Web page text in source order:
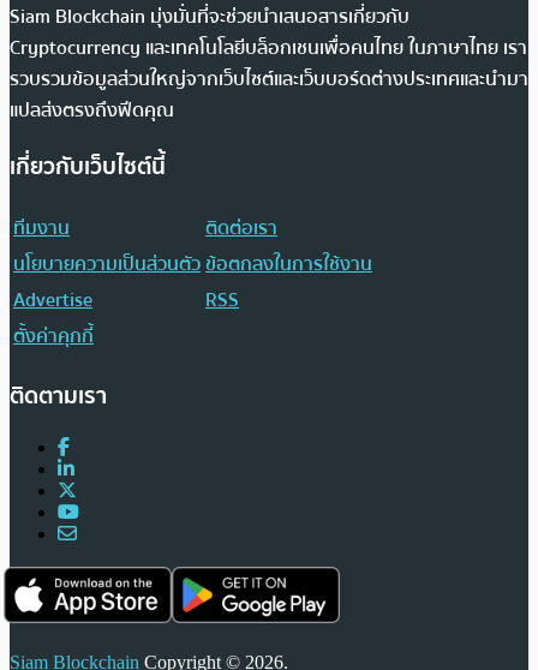
Siam Blockchain มุ่งมั่นที่จะช่วยนำเสนอสารเกี่ยวกับ
Cryptocurrency และเทคโนโลยีบล็อกเชนเพื่อคนไทย ในภาษาไทย เรา
รวบรวมข้อมูลส่วนใหญ่จากเว็บไซต์และเว็บบอร์ดต่างประเทศและนำมา
แปลส่งตรงถึงฟีดคุณ
เกี่ยวกับเว็บไซต์นี้
ทีมงาน
ติดต่อเรา
นโยบายความเป็นส่วนตัวข้อตกลงในการใช้งาน
Advertise
RSS
ตั้งค่าคุกกี้
ติดตามเรา
Siam Blockchain Copyright © 2026.